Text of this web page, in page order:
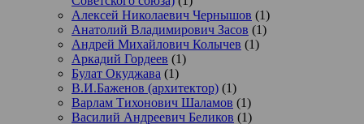
Алексей Николаевич Чернышов (1)
Анатолий Владимирович Засов (1)
Андрей Михайлович Колычев (1)
Аркадий Гордеев (1)
Булат Окуджава (1)
В.И.Баженов (архитектор) (1)
Варлам Тихонович Шаламов (1)
Василий Андреевич Беликов (1)